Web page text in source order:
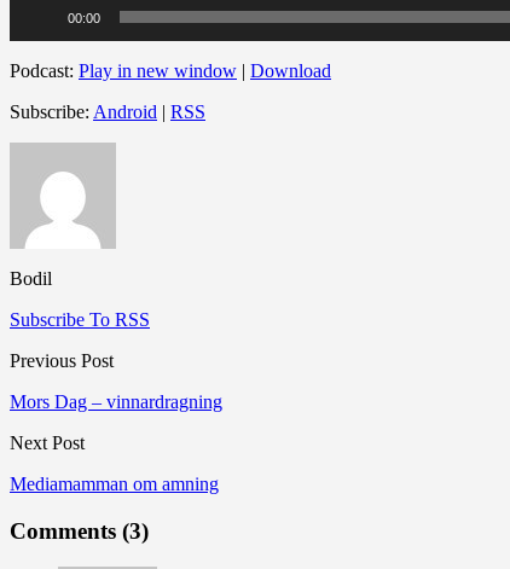
00:00
Podcast: Play in new window | Download
Subscribe: Android | RSS
Bodil
Subscribe To RSS
Previous Post
Mors Dag – vinnardragning
Next Post
Mediamamman om amning
Comments (3)